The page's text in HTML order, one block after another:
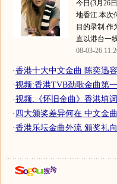
今日(3月26
地香江.本次
目的录制.作
直以港台一
08-03-26
·香港十大中文金曲 陈奕迅
·视频:香港TVB劲歌金曲第
·视频:《怀旧金曲》香港填
·四大颁奖差异何在 中文金
·香港乐坛金曲外流 颁奖礼